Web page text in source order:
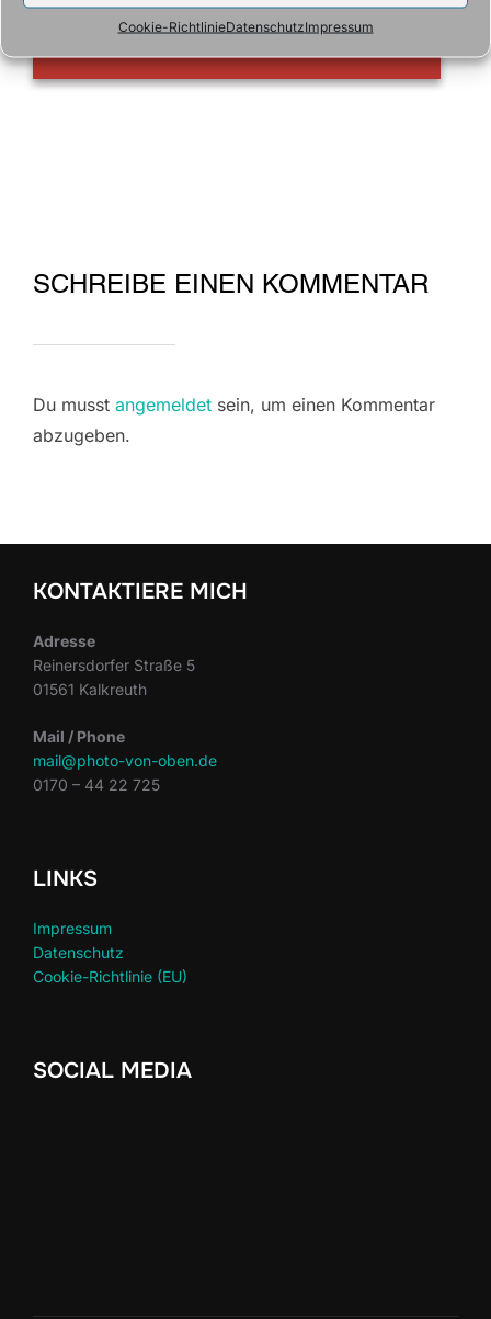
Cookie-RichtlinieDatenschutzImpressum
SCHREIBE EINEN KOMMENTAR
Du musst angemeldet sein, um einen Kommentar
abzugeben.
KONTAKTIERE MICH
Adresse
Reinersdorfer Straße 5
01561 Kalkreuth
Mail / Phone
mail@photo-von-oben.de
0170 – 44 22 725
LINKS
Impressum
Datenschutz
Cookie-Richtlinie (EU)
SOCIAL MEDIA